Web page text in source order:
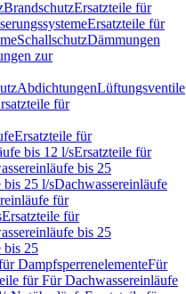
BrandschutzErsatzteile für
Ersatzteile für
SchallschutzDämmungen
zur
AbdichtungenLüftungsventile
für
Ersatzteile für
bis 12 l/sErsatzteile für
bis 25
bis 25 l/sDachwassereinläufe
für
Ersatzteile für
bis 25
bis 25
DampfsperrenelementeFür
für Für Dachwassereinläufe